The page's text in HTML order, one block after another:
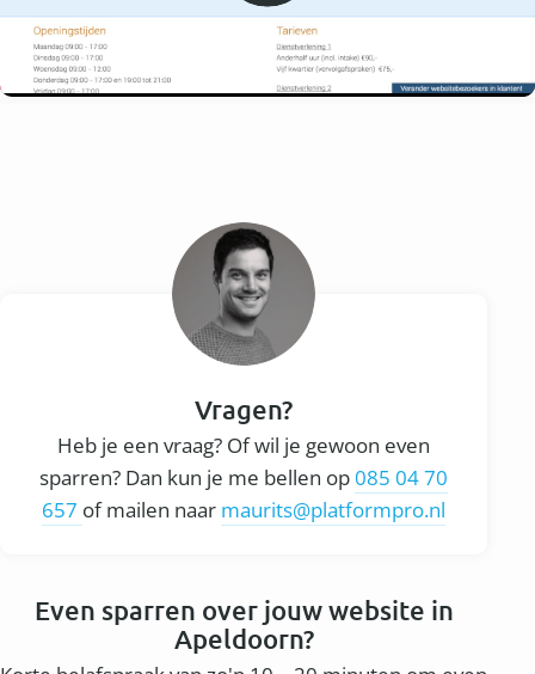
Vragen?
Heb je een vraag? Of wil je gewoon even
sparren? Dan kun je me bellen op085 04 70
657 of mailen naar maurits@platformpro.nl
Even sparren over jouw website in
Apeldoorn?